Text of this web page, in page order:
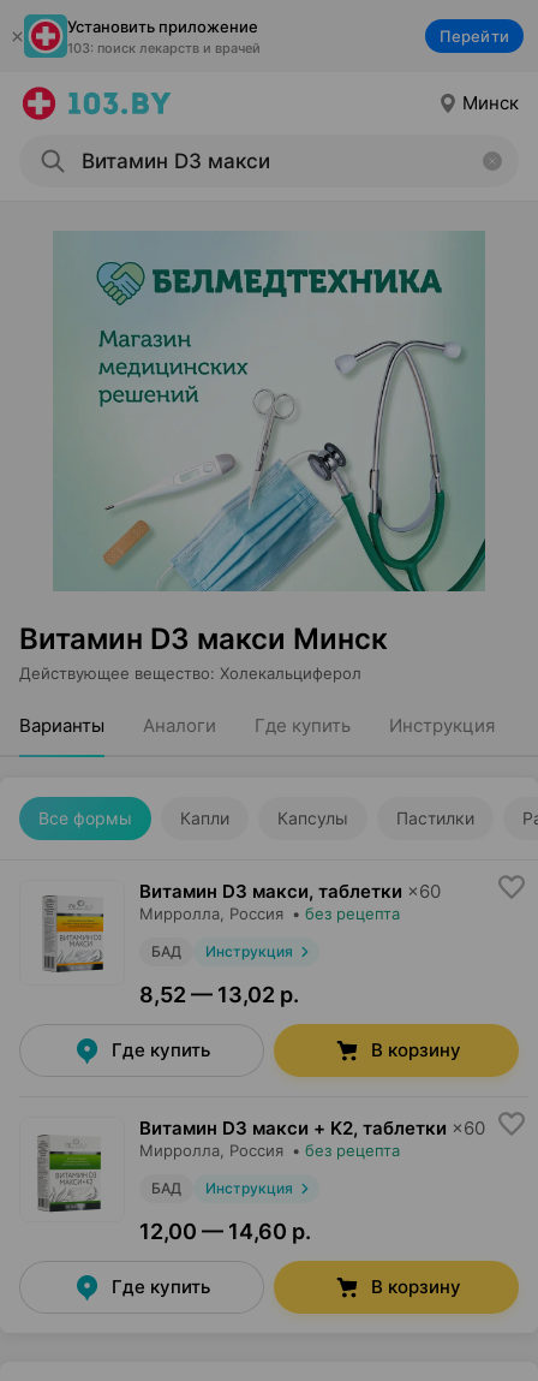
Установить приложение
103: поиск лекарств и врачей
Перейти
Минск
Витамин D3 макси Минск
Действующее вещество: Холекальциферол
Варианты Аналоги Где купить Инструкция
Все формы Капли Капсулы Пастилки
Витамин D3 макси, таблетки ×60
Мирролла , Россия • без рецепта
БАД Инструкция
8,52 — 13,02 р.
Где купить В корзину
Витамин D3 макси + K2, таблетки ×60
Мирролла , Россия • без рецепта
БАД Инструкция
12,00 — 14,60 р.
Где купить В корзину